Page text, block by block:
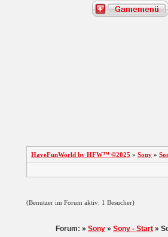
HaveFunWorld by HFW™ ©2025 » Sony »
(Benutzer im Forum aktiv: 1 Besucher)
Forum: » Sony » Sony - Start »